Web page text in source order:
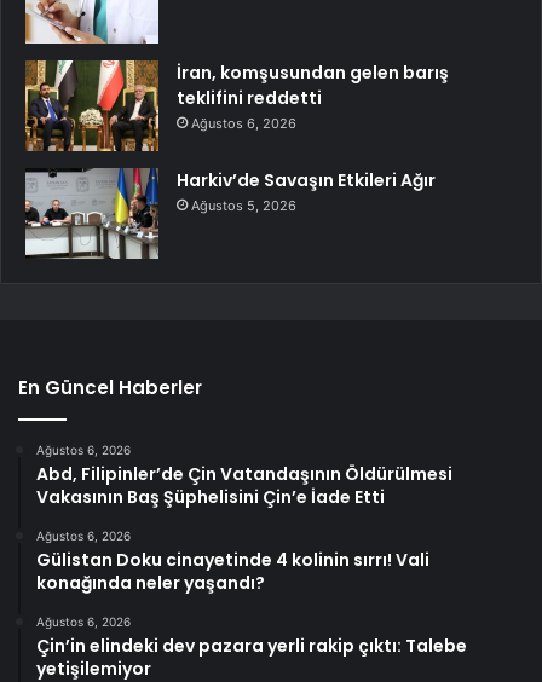
İran, komşusundan gelen barış
teklifini reddetti
Ağustos 6, 2026
Harkiv’de Savaşın Etkileri Ağır
Ağustos 5, 2026
En Güncel Haberler
Ağustos 6, 2026
Abd, Filipinler’de Çin Vatandaşının Öldürülmesi
Vakasının Baş Şüphelisini Çin’e İade Etti
Ağustos 6, 2026
Gülistan Doku cinayetinde 4 kolinin sırrı! Vali
konağında neler yaşandı?
Ağustos 6, 2026
Çin’in elindeki dev pazara yerli rakip çıktı: Talebe
yetişilemiyor